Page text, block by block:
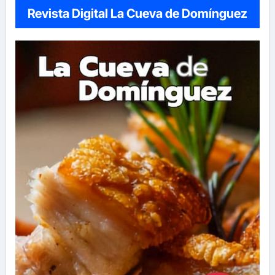
Revista Digital La Cueva de Domínguez